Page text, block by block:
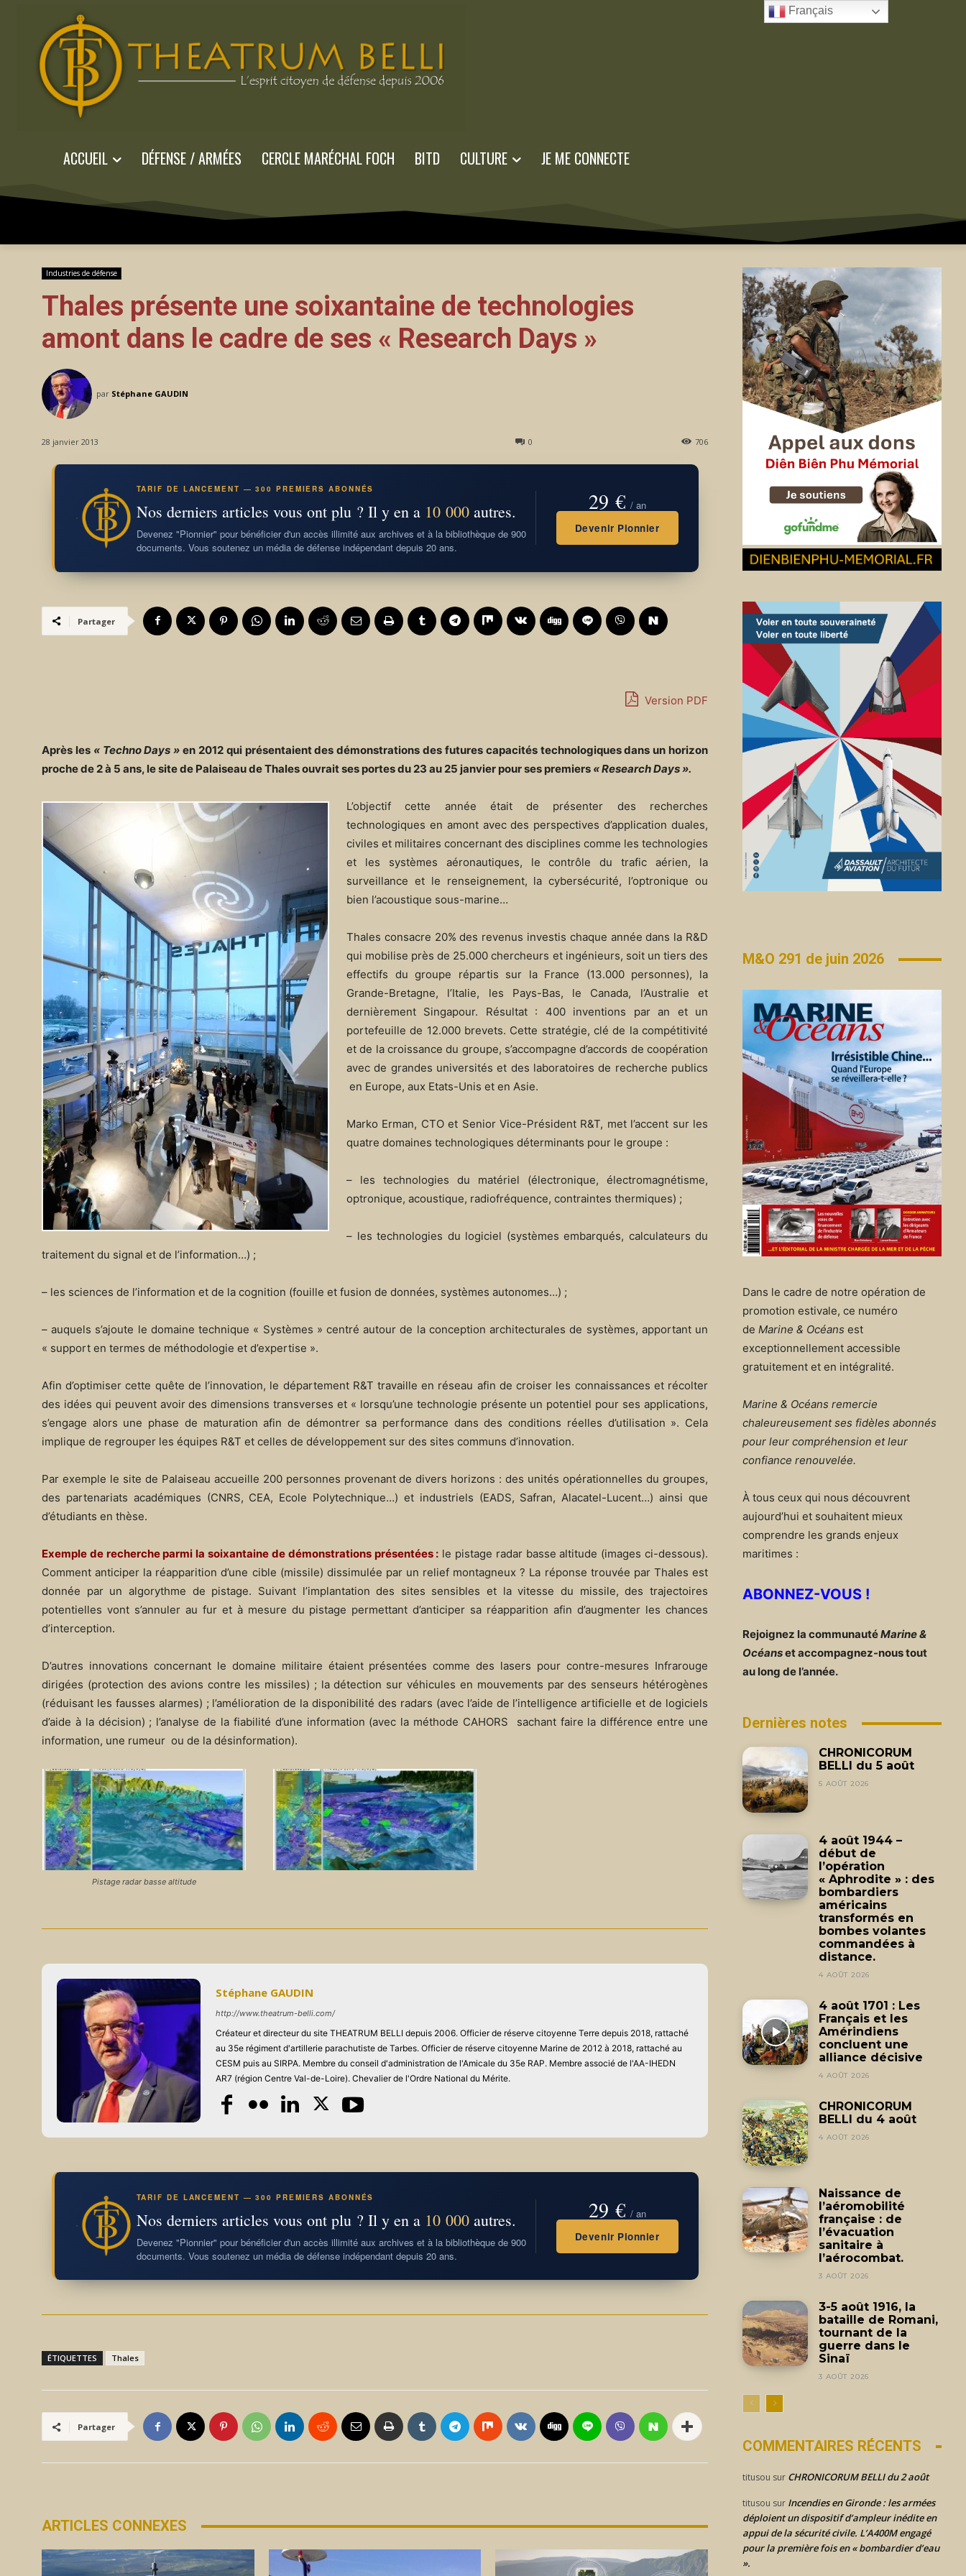
ACCUEIL DÉFENSE / ARMÉES CERCLE MARÉCHAL FOCH BITD CULTURE JE ME CONNECTE
Industries de défense
Thales présente une soixantaine de technologies
amont dans le cadre de ses « Research Days »
par Stéphane GAUDIN
28 janvier 2013 0 706
TARIF DE LANCEMENT — 300 PREMIERS ABONNÉS
Nos derniers articles vous ont plu ? Il y en a 10 000autres.
Devenez "Pionnier" pour bénéficier d'un accès illimité aux archives et à la bibliothèque de 900
documents. Vous soutenez un média de défense indépendant depuis 20 ans.
29 € / an
Devenir Pionnier
Partager
Version PDF
Après les « Techno Days » en 2012 qui présentaient des démonstrations des futures capacités technologiques dans un horizon
proche de 2 à 5 ans, le site de Palaiseau de Thales ouvrait ses portes du 23 au 25 janvier pour ses premiers « Research Days ».
L’objectif cette année était de présenter des recherches
technologiques en amont avec des perspectives d’application duales,
civiles et militaires concernant des disciplines comme les technologies
et les systèmes aéronautiques, le contrôle du trafic aérien, la
surveillance et le renseignement, la cybersécurité, l’optronique ou
bien l’acoustique sous-marine…
Thales consacre 20% des revenus investis chaque année dans la R&D
qui mobilise près de 25.000 chercheurs et ingénieurs, soit un tiers des
effectifs du groupe répartis sur la France (13.000 personnes), la
Grande-Bretagne, l’Italie, les Pays-Bas, le Canada, l’Australie et
dernièrement Singapour. Résultat : 400 inventions par an et un
portefeuille de 12.000 brevets. Cette stratégie, clé de la compétitivité
et de la croissance du groupe, s’accompagne d’accords de coopération
avec de grandes universités et des laboratoires de recherche publics
en Europe, aux Etats-Unis et en Asie.
Marko Erman, CTO et Senior Vice-Président R&T, met l’accent sur les
quatre domaines technologiques déterminants pour le groupe :
– les technologies du matériel (électronique, électromagnétisme,
optronique, acoustique, radiofréquence, contraintes thermiques) ;
– les technologies du logiciel (systèmes embarqués, calculateurs du
traitement du signal et de l’information…) ;
– les sciences de l’information et de la cognition (fouille et fusion de données, systèmes autonomes…) ;
– auquels s’ajoute le domaine technique « Systèmes » centré autour de la conception architecturales de systèmes, apportant un
« support en termes de méthodologie et d’expertise ».
Afin d’optimiser cette quête de l’innovation, le département R&T travaille en réseau afin de croiser les connaissances et récolter
des idées qui peuvent avoir des dimensions transverses et « lorsqu’une technologie présente un potentiel pour ses applications,
s’engage alors une phase de maturation afin de démontrer sa performance dans des conditions réelles d’utilisation ». Cela
implique de regrouper les équipes R&T et celles de développement sur des sites communs d’innovation.
Par exemple le site de Palaiseau accueille 200 personnes provenant de divers horizons : des unités opérationnelles du groupes,
des partenariats académiques (CNRS, CEA, Ecole Polytechnique…) et industriels (EADS, Safran, Alacatel-Lucent…) ainsi que
d’étudiants en thèse.
Exemple de recherche parmi la soixantaine de démonstrations présentées : le pistage radar basse altitude (images ci-dessous).
Comment anticiper la réapparition d’une cible (missile) dissimulée par un relief montagneux ? La réponse trouvée par Thales est
donnée par un algorythme de pistage. Suivant l’implantation des sites sensibles et la vitesse du missile, des trajectoires
potentielles vont s’annuler au fur et à mesure du pistage permettant d’anticiper sa réapparition afin d’augmenter les chances
d’interception.
D’autres innovations concernant le domaine militaire étaient présentées comme des lasers pour contre-mesures Infrarouge
dirigées (protection des avions contre les missiles) ; la détection sur véhicules en mouvements par des senseurs hétérogènes
(réduisant les fausses alarmes) ; l’amélioration de la disponibilité des radars (avec l’aide de l’intelligence artificielle et de logiciels
d’aide à la décision) ; l’analyse de la fiabilité d’une information (avec la méthode CAHORS sachant faire la différence entre une
information, une rumeur ou de la désinformation).
Pistage radar basse altitude
Stéphane GAUDIN
http://www.theatrum-belli.com/
Créateur et directeur du site THEATRUM BELLI depuis 2006. Officier de réserve citoyenne Terre depuis 2018, rattaché
au 35e régiment d'artillerie parachutiste de Tarbes. Officier de réserve citoyenne Marine de 2012 à 2018, rattaché au
CESM puis au SIRPA. Membre du conseil d'administration de l'Amicale du 35e RAP. Membre associé de l'AA-IHEDN
AR7 (région Centre Val-de-Loire). Chevalier de l'Ordre National du Mérite.
TARIF DE LANCEMENT — 300 PREMIERS ABONNÉS
Nos derniers articles vous ont plu ? Il y en a 10 000autres.
Devenez "Pionnier" pour bénéficier d'un accès illimité aux archives et à la bibliothèque de 900
documents. Vous soutenez un média de défense indépendant depuis 20 ans.
29 € / an
Devenir Pionnier
ÉTIQUETTES Thales
Partager
ARTICLES CONNEXES
M&O 291 de juin 2026
Dans le cadre de notre opération de
promotion estivale, ce numéro
de Marine & Océans est
exceptionnellement accessible
gratuitement et en intégralité.
Marine & Océans remercie
chaleureusement ses fidèles abonnés
pour leur compréhension et leur
confiance renouvelée.
À tous ceux qui nous découvrent
aujourd’hui et souhaitent mieux
comprendre les grands enjeux
maritimes :
ABONNEZ-VOUS !
Rejoignez la communautéMarine &
Océanset accompagnez-nous tout
au long de l’année.
Dernières notes
CHRONICORUM
BELLI du 5 août
5 AOÛT 2026
4 août 1944 –
début de
l’opération
« Aphrodite » : des
bombardiers
américains
transformés en
bombes volantes
commandées à
distance.
4 AOÛT 2026
4 août 1701 : Les
Français et les
Amérindiens
concluent une
alliance décisive
4 AOÛT 2026
CHRONICORUM
BELLI du 4 août
4 AOÛT 2026
Naissance de
l’aéromobilité
française : de
l’évacuation
sanitaire à
l’aérocombat.
3 AOÛT 2026
3-5 août 1916, la
bataille de Romani,
tournant de la
guerre dans le
Sinaï
3 AOÛT 2026
COMMENTAIRES RÉCENTS
titusou sur CHRONICORUM BELLI du 2 août
titusou sur Incendies en Gironde : les armées
déploient un dispositif d’ampleur inédite en
appui de la sécurité civile. L’A400M engagé
pour la première fois en « bombardier d’eau
».
Français